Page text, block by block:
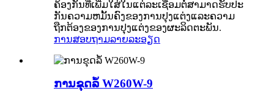
ຄ້ອງກັນທີ່ເພີ່ມໃສ່ໃນແຕ່ລະເຊື່ອມຕໍ່ສາມາດຮັບປະ
ກັນຄວາມຫມັ້ນຄົງຂອງການປຸງແຕ່ງແລະຄວາມ
ຖືກຕ້ອງຂອງການປຸງແຕ່ງຂອງຜະລິດຕະພັນ.
ການສອບຖາມລາຍລະອຽດ
ການຂຸດລໍ້ W260W-9